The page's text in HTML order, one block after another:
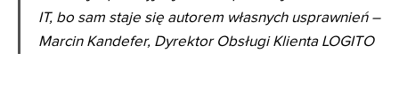
IT, bo sam staje się autorem własnych usprawnień–
Marcin Kandefer, Dyrektor Obsługi Klienta LOGITO